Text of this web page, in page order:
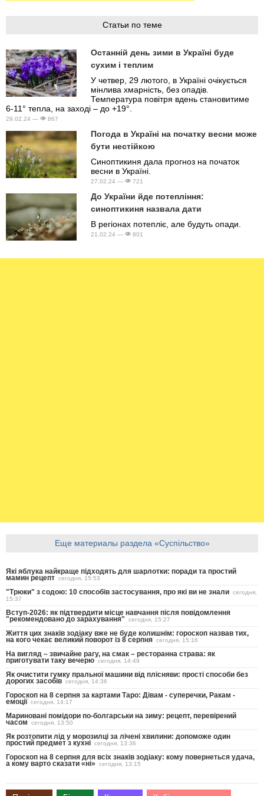
Статьи по теме
Останній день зими в Україні буде
сухим і теплим
У четвер, 29 лютого, в Україні очікується
мінлива хмарність, без опадів.
Температура повітря вдень становитиме
6-11° тепла, на заході – до +19°.
29.02.24 — 867
Погода в Україні на початку весни може
бути нестійкою
Синоптикиня дала прогноз на початок
весни в Україні.
27.02.24 — 721
До України йде потепління:
синоптикиня назвала дати
В регіонах потепліє, але будуть опади.
21.02.24 — 801
Еще материалы раздела «Суспільство»
Які яблука найкраще підходять для шарлотки: поради та простий
мамин рецепт сегодня, 15:53
"Трюки" з содою: 10 способів застосування, про які ви не знали сегодня,
15:37
Вступ-2026: як підтвердити місце навчання після повідомлення
"рекомендовано до зарахування" сегодня, 15:27
Життя цих знаків зодіаку вже не буде колишнім: гороскоп назвав тих,
на кого чекає великий поворот із 8 серпня сегодня, 15:16
На вигляд – звичайне рагу, на смак – ресторанна страва: як
приготувати таку вечерю сегодня, 14:49
Як очистити гумку пральної машини від плісняви: прості способи без
дорогих засобів сегодня, 14:36
Гороскоп на 8 серпня за картами Таро: Дівам - суперечки, Ракам -
емоції сегодня, 14:17
Мариновані помідори по-болгарськи на зиму: рецепт, перевірений
часом сегодня, 13:50
Як розтопити лід у морозилці за лічені хвилини: допоможе один
простий предмет з кухні сегодня, 13:36
Гороскоп на 8 серпня для всіх знаків зодіаку: кому повернеться удача,
а кому варто сказати «ні» сегодня, 13:15